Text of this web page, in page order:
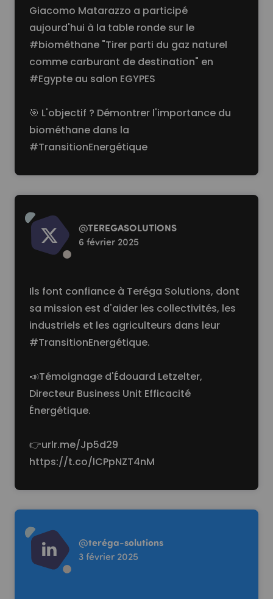
Giacomo Matarazzo a participé
aujourd'hui à la table ronde sur le
#biométhane "Tirer parti du gaz naturel
comme carburant de destination" en
#Egypte au salon EGYPES
🎯 L'objectif ? Démontrer l'importance du
biométhane dans la
#TransitionEnergétique
Read more
@TEREGASOLUTlONS
6 février 2025
Ils font confiance à Teréga Solutions, dont
sa mission est d'aider les collectivités, les
industriels et les agriculteurs dans leur
#TransitionEnergétique.
📣Témoignage d'Édouard Letzelter,
Directeur Business Unit Efficacité
Énergétique.
👉urlr.me/Jp5d29
https://t.co/lCPpNZT4nM
Read more
@teréga-solutions
3 février 2025